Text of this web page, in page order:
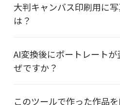
大判キャンバス印刷用に
は？
AI変換後にポートレート
ぜですか？
このツールで作った作品